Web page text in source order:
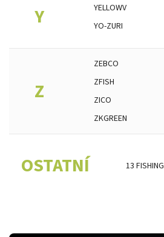
Y
YELLOWV
YO-ZURI
Z
ZEBCO
ZFISH
ZICO
ZKGREEN
OSTATNÍ 13 FISHING